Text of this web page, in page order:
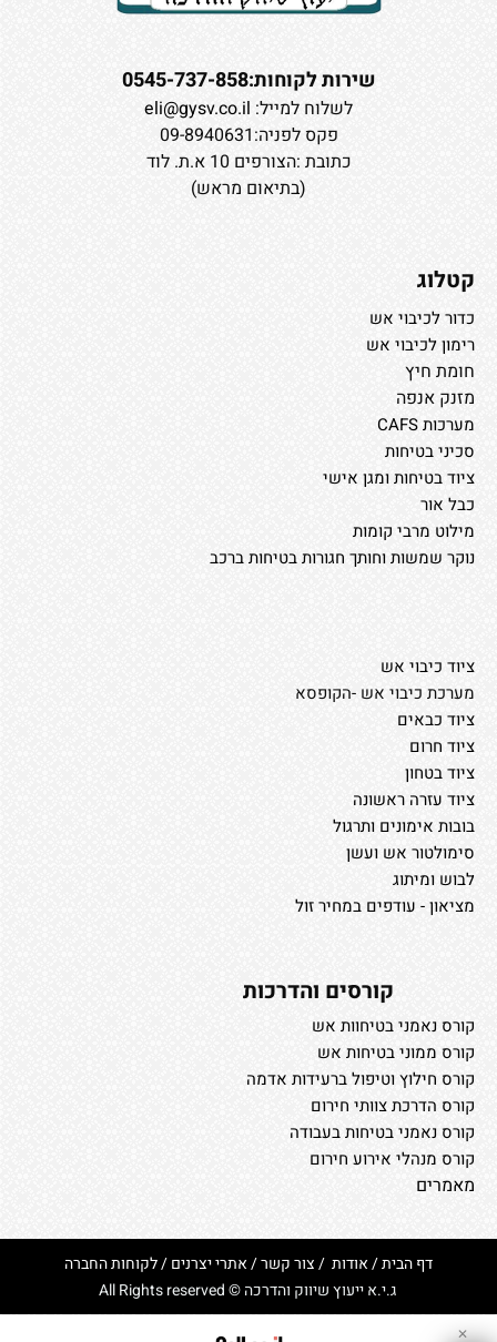
שירות לקוחות:0545-737-858
לשלוח למייל: eli@gysv.co.il
פקס לפניה:09-8940631
כתובת :הצורפים 10 א.ת. לוד
(בתיאום מראש)
קטלוג
כדור לכיבוי אש
רימון לכיבוי אש
חומת חיץ
מזנק אנפה
מערכות CAFS
סכיני בטיחות
ציוד בטיחות ומגן אישי
כבל אור
מילוט מרבי קומות
נוקר שמשות וחותך חגורות בטיחות ברכב
ציוד כיבוי אש
מערכת כיבוי אש -הקופסא
ציוד כבאים
ציוד חרום
ציוד בטחון
ציוד עזרה ראשונה
בובות אימונים ותרגול
סימולטור אש ועשן
לבוש ומיתוג
מציאון - עודפים במחיר זול
קורסים והדרכות
קורס נאמני בטיחוות אש
קורס ממוני בטיחות אש
קורס חילוץ וטיפול ברעידות אדמה
קורס הדרכת צוותי חירום
קורס נאמני בטיחות בעבודה
קורס מנהלי אירוע חירום
מאמרים
דף הבית/אודות /צור קשר/אתרי יצרנים/לקוחות החברה
ג.י.א ייעוץ שיווק והדרכה © All Rights reserved
✕